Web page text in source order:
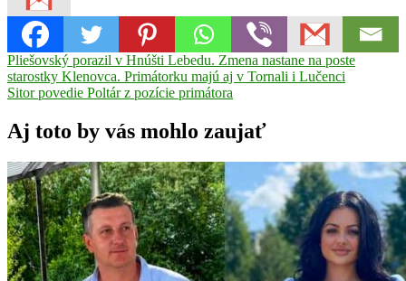
Navigácia
v
Previous
Post:
Pliešovský porazil v Hnúšti Lebedu. Zmena nastane na poste
starostky Klenovca. Primátorku majú aj v Tornali i Lučenci
Next
Sitor povedie Poltár z pozície primátora
Aj toto by vás mohlo zaujať